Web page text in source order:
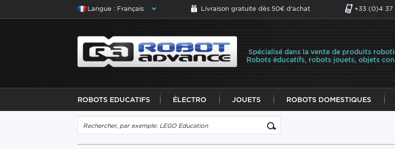
Langue : Français Livraison gratuite dès 50€ d'achat +33 (0)4 37
Spécialisé dans la vente de produits
Robots éducatifs, robots jouets, objets
ROBOTS EDUCATIFS ÉLECTRO JOUETS ROBOTS DOMESTIQUES